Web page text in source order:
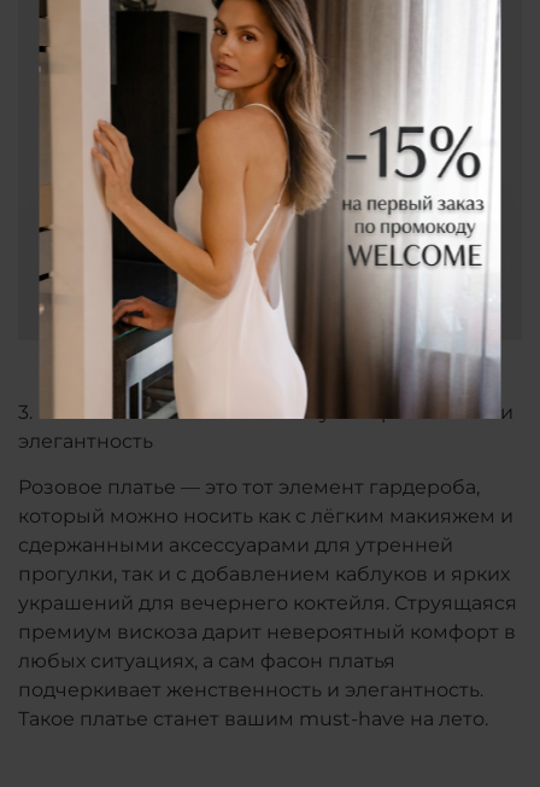
3. Розовое платье Bbrand
: универсальность и
элегантность
Розовое платье — это тот элемент гардероба,
который можно носить как с лёгким макияжем и
сдержанными аксессуарами для утренней
прогулки, так и с добавлением каблуков и ярких
украшений для вечернего коктейля. Струящаяся
премиум вискоза дарит невероятный комфорт в
любых ситуациях, а сам фасон платья
подчеркивает женственность и элегантность.
Такое платье станет вашим must-have на лето.